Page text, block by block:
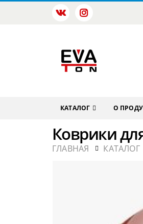
КАТАЛОГ О
Коврики
ГЛАВНАЯ КАТАЛОГ